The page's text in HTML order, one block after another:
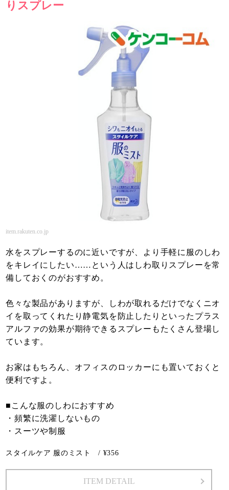
りスプレー
item.rakuten.co.jp
水をスプレーするのに近いですが、より手軽に服のしわ
をキレイにしたい……という人はしわ取りスプレーを常
備しておくのがおすすめ。
色々な製品がありますが、しわが取れるだけでなくニオ
イを取ってくれたり静電気を防止したりといったプラス
アルファの効果が期待できるスプレーもたくさん登場し
ています。
お家はもちろん、オフィスのロッカーにも置いておくと
便利ですよ。
■こんな服のしわにおすすめ
・頻繁に洗濯しないもの
・スーツや制服
スタイルケア 服のミスト / ¥356
ITEM DETAIL